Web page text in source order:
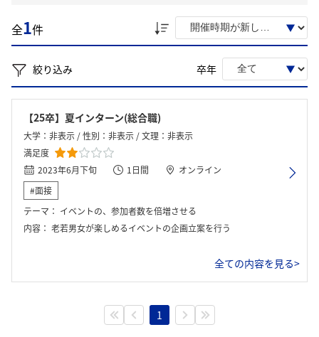
全1件
絞り込み 卒年
【25卒】夏インターン(総合職)
大学：非表示 / 性別：非表示 / 文理：非表示
満足度
2023年6月下旬
1日間
オンライン
#面接
テーマ： イベントの、参加者数を倍増させる
内容： 老若男女が楽しめるイベントの企画立案を行う
全ての内容を見る>
1